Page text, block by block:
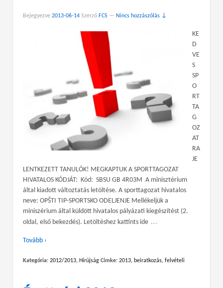
Bejegyezve 2013-06-14 Szerző FCS — Nincs hozzászólás ↓
KE
D
VE
S
SP
O
RT
TA
G
OZ
AT
RA
JE
LENTKEZETT TANULÓK! MEGKAPTUK A SPORTTAGOZAT
HIVATALOS KÓDJÁT: Kód: SBSU GB 4R03M A minisztérium
által kiadott változtatás letöltése. A sporttagozat hivatalos
neve: OPŠTI TIP-SPORTSKO ODELJENJE Mellékeljük a
miniszérium által küldött hivatalos pályázati kiegészítést (2.
oldal, első bekezdés). Letöltéshez kattints ide …
Tovább ›
Kategória: 2012/2013, Hírújság Címke: 2013, beiratkozás, felvételi